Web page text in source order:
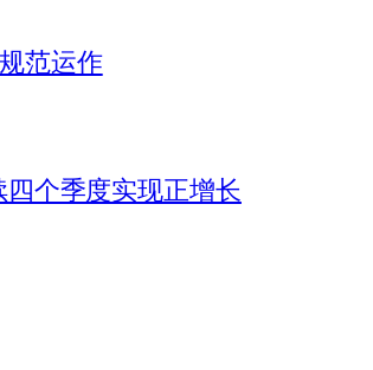
范运作
个季度实现正增长